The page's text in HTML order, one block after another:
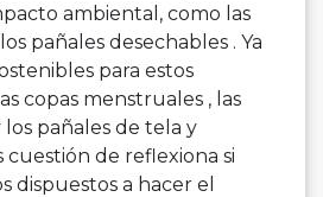
ambiental, como las
pañales desechables . Ya
para estos
copas menstruales , las
los pañales de tela y
cuestión de reflexiona si
dispuestos a hacer el